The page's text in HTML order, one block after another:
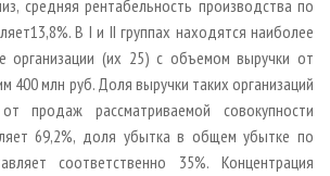
средняя рентабельность производства по
В I и II группах находятся наиболее
организации (их 25) с объемом выручки от
млн руб. Доля выручки таких организаций
продаж рассматриваемой совокупности
69,2%, доля убытка в общем убытке по
соответственно 35%. Концентрация